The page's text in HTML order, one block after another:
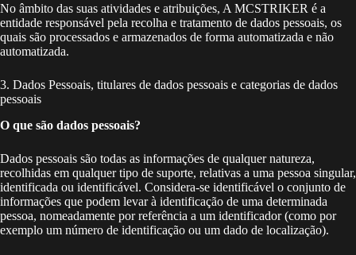
No âmbito das suas atividades e atribuições, A MCSTRIKER é a
entidade responsável pela recolha e tratamento de dados pessoais, os
quais são processados e armazenados de forma automatizada e não
automatizada.
3. Dados Pessoais, titulares de dados pessoais e categorias de dados
pessoais
O que são dados pessoais?
Dados pessoais são todas as informações de qualquer natureza,
recolhidas em qualquer tipo de suporte, relativas a uma pessoa singular,
identificada ou identificável. Considera-se identificável o conjunto de
informações que podem levar à identificação de uma determinada
pessoa, nomeadamente por referência a um identificador (como por
exemplo um número de identificação ou um dado de localização).